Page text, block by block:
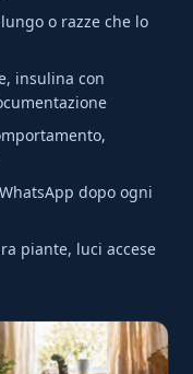
o razze che lo
insulina con
dopo ogni
piante, luci accese